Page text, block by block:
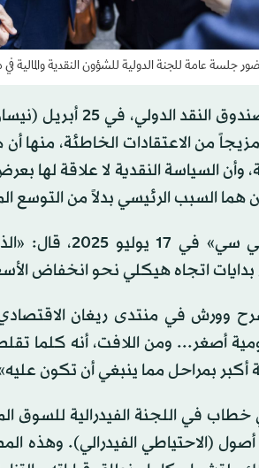
جلسة عامة للجنة الدولية للشؤون النقدية والمالية
من الاعتقادات الخاطئة، منها أن
السياسة النقدية لا علاقة لها
هما السبب الرئيسي بدلاً من التوسع
وفي مقابلة مع
اتجاه هيكلي نحو انخفاض
أصغر... ومن اللافت، أنه كلما
أكبر بمراحل مما ينبغي أن تكون
(الاحتياطي الفيدرالي). وهذه